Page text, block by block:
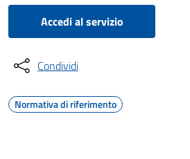
Accedi al servizio
Condividi
Normativa di riferimento